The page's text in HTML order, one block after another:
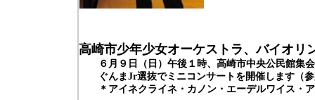
高崎市少年少女オーケストラ、バイオリ
６月９日（日）午後１時、高崎市中央公民館集会
ぐんまJr選抜でミニコンサートを開催します（
＊アイネクライネ・カノン・エーデルワイス・ア